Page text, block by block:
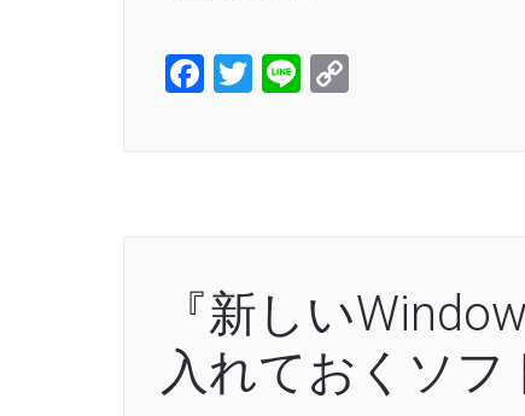
Facebook
Twitter
Line
『新しい
入れておくソフ